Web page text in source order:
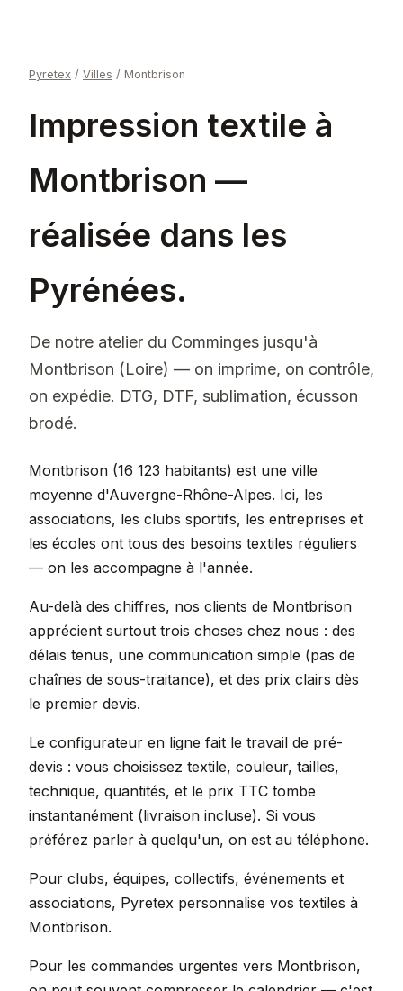
Pyretex / Villes / Montbrison
Impression textile à
Montbrison —
réalisée dans les
Pyrénées.
De notre atelier du Comminges jusqu'à
Montbrison (Loire) — on imprime, on contrôle,
on expédie. DTG, DTF, sublimation, écusson
brodé.
Montbrison (16 123 habitants) est une ville
moyenne d'Auvergne-Rhône-Alpes. Ici, les
associations, les clubs sportifs, les entreprises et
les écoles ont tous des besoins textiles réguliers
— on les accompagne à l'année.
Au-delà des chiffres, nos clients de Montbrison
apprécient surtout trois choses chez nous : des
délais tenus, une communication simple (pas de
chaînes de sous-traitance), et des prix clairs dès
le premier devis.
Le configurateur en ligne fait le travail de pré-
devis : vous choisissez textile, couleur, tailles,
technique, quantités, et le prix TTC tombe
instantanément (livraison incluse). Si vous
préférez parler à quelqu'un, on est au téléphone.
Pour clubs, équipes, collectifs, événements et
associations, Pyretex personnalise vos textiles à
Montbrison.
Pour les commandes urgentes vers Montbrison,